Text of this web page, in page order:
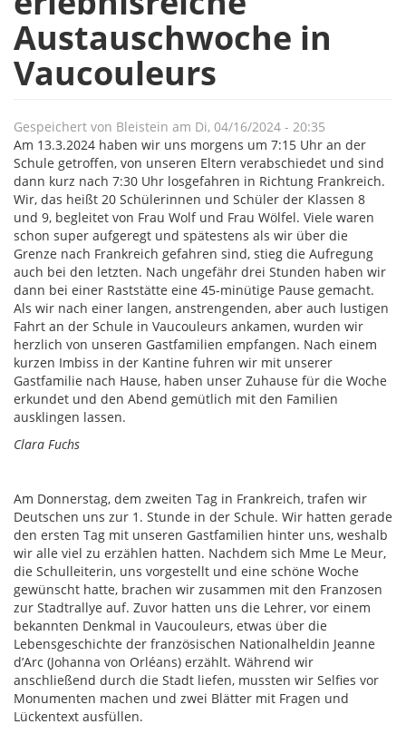
Austauschwoche in
Vaucouleurs
Gespeichert von Bleistein am Di, 04/16/2024 - 20:35
Am 13.3.2024 haben wir uns morgens um 7:15 Uhr an der
Schule getroffen, von unseren Eltern verabschiedet und sind
dann kurz nach 7:30 Uhr losgefahren in Richtung Frankreich.
Wir, das heißt 20 Schülerinnen und Schüler der Klassen 8
und 9, begleitet von Frau Wolf und Frau Wölfel. Viele waren
schon super aufgeregt und spätestens als wir über die
Grenze nach Frankreich gefahren sind, stieg die Aufregung
auch bei den letzten. Nach ungefähr drei Stunden haben wir
dann bei einer Raststätte eine 45-minütige Pause gemacht.
Als wir nach einer langen, anstrengenden, aber auch lustigen
Fahrt an der Schule in Vaucouleurs ankamen, wurden wir
herzlich von unseren Gastfamilien empfangen. Nach einem
kurzen Imbiss in der Kantine fuhren wir mit unserer
Gastfamilie nach Hause, haben unser Zuhause für die Woche
erkundet und den Abend gemütlich mit den Familien
ausklingen lassen.
Clara Fuchs
Am Donnerstag, dem zweiten Tag in Frankreich, trafen wir
Deutschen uns zur 1. Stunde in der Schule. Wir hatten gerade
den ersten Tag mit unseren Gastfamilien hinter uns, weshalb
wir alle viel zu erzählen hatten. Nachdem sich Mme Le Meur,
die Schulleiterin, uns vorgestellt und eine schöne Woche
gewünscht hatte, brachen wir zusammen mit den Franzosen
zur Stadtrallye auf. Zuvor hatten uns die Lehrer, vor einem
bekannten Denkmal in Vaucouleurs, etwas über die
Lebensgeschichte der französischen Nationalheldin Jeanne
d’Arc (Johanna von Orléans) erzählt. Während wir
anschließend durch die Stadt liefen, mussten wir Selfies vor
Monumenten machen und zwei Blätter mit Fragen und
Lückentext ausfüllen.